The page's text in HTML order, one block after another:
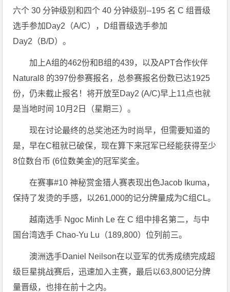
六个 30 分钟级别和四个 40 分钟级别--195 名 C 组晋级
选手参加Day2（A/C），D组晋级选手参加
Day2（B/D）。
加上A组的462份和B组的439，以及APT合作伙伴
Natural8 的397份参赛报名，总参赛报名份数已达1925
份，仍未截止报名！将开放至Day2 (A/C)早上11点也就
是当地时间 10月2日（星期三）。
现在讨论最终的总奖池还为时尚早，但需要知道的
是，早在C租就已破保，现在算下来冠军已经能获得至少
8位数台币 (6位数美金)的冠军奖金。
在赛事#10 神秘赏金猎人赛表现出色Jacob Ikuma，
保持了发烫的手感，以261,000的记分牌量成为C组CL。
越南选手 Ngoc Minh Le 在 C 组中排名第二，与中
国台湾选手 Chao-Yu Lu（189,800）位列前三。
澳洲选手Daniel Neilson在以亚军的优秀成绩完成超
级巨星挑战赛后，迅速加入主赛，最后以63,800记分牌
量晋级，也排在前十之内。